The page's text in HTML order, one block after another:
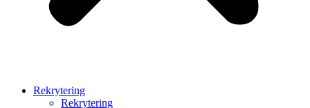
Rekrytering
Rekrytering